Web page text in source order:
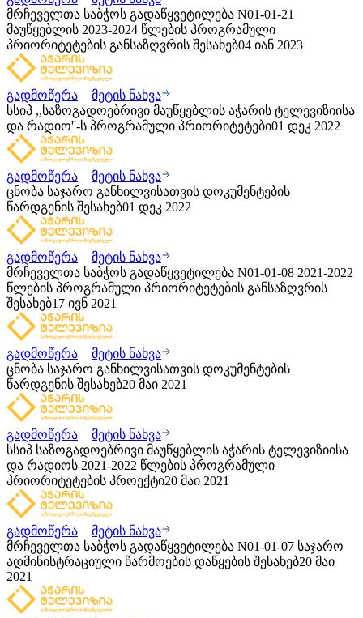
მრჩეველთა საბჭოს გადაწყვეტილება N01-01-21
მაუწყებლის 2023-2024 წლების პროგრამული
პრიორიტეტების განსაზღვრის შესახებ04 იან 2023
გადმოწერა
მეტის ნახვა
სსიპ ,,საზოგადოებრივი მაუწყებლის აჭარის ტელევიზიისა
და რადიო''-ს პროგრამული პრიორიტეტები01 დეკ 2022
გადმოწერა
მეტის ნახვა
ცნობა საჯარო განხილვისათვის დოკუმენტების
წარდგენის შესახებ01 დეკ 2022
გადმოწერა
მეტის ნახვა
მრჩეველთა საბჭოს გადაწყვეტილება N01-01-08 2021-2022
წლების პროგრამული პრიორიტეტების განსაზღვრის
შესახებ17 ივნ 2021
გადმოწერა
მეტის ნახვა
ცნობა საჯარო განხილვისათვის დოკუმენტების
წარდგენის შესახებ20 მაი 2021
გადმოწერა
მეტის ნახვა
სსიპ საზოგადოებრივი მაუწყებლის აჭარის ტელევიზიისა
და რადიოს 2021-2022 წლების პროგრამული
პრიორიტეტების პროექტი20 მაი 2021
გადმოწერა
მეტის ნახვა
მრჩეველთა საბჭოს გადაწყვეტილება N01-01-07 საჯარო
ადმინისტრაციული წარმოების დაწყების შესახებ20 მაი
2021